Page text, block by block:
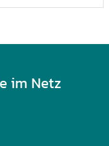
im Netz